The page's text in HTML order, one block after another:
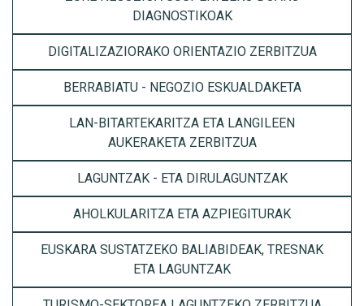
DIAGNOSTIKOAK
DIGITALIZAZIORAKO ORIENTAZIO ZERBITZUA
BERRABIATU - NEGOZIO ESKUALDAKETA
LAN-BITARTEKARITZA ETA LANGILEEN
AUKERAKETA ZERBITZUA
LAGUNTZAK - ETA DIRULAGUNTZAK
AHOLKULARITZA ETA AZPIEGITURAK
EUSKARA SUSTATZEKO BALIABIDEAK, TRESNAK
ETA LAGUNTZAK